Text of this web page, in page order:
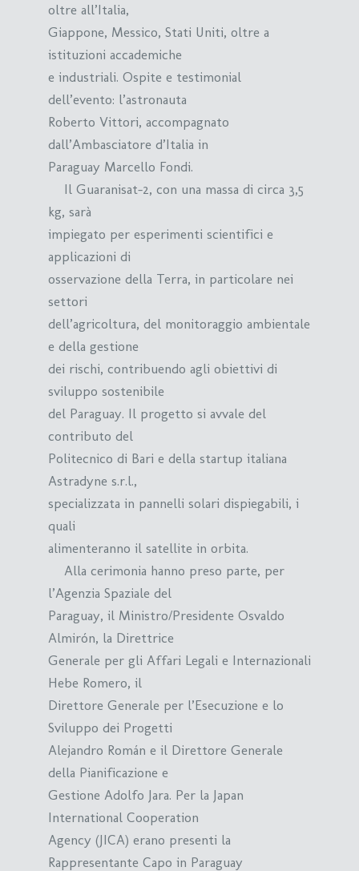
oltre all’Italia,
Giappone, Messico, Stati Uniti, oltre a
istituzioni accademiche
e industriali. Ospite e testimonial
dell’evento: l’astronauta
Roberto Vittori, accompagnato
dall’Ambasciatore d’Italia in
Paraguay Marcello Fondi.
Il Guaranisat-2, con una massa di circa 3,5
kg, sarà
impiegato per esperimenti scientifici e
applicazioni di
osservazione della Terra, in particolare nei
settori
dell’agricoltura, del monitoraggio ambientale
e della gestione
dei rischi, contribuendo agli obiettivi di
sviluppo sostenibile
del Paraguay. Il progetto si avvale del
contributo del
Politecnico di Bari e della startup italiana
Astradyne s.r.l.,
specializzata in pannelli solari dispiegabili, i
quali
alimenteranno il satellite in orbita.
Alla cerimonia hanno preso parte, per
l’Agenzia Spaziale del
Paraguay, il Ministro/Presidente Osvaldo
Almirón, la Direttrice
Generale per gli Affari Legali e Internazionali
Hebe Romero, il
Direttore Generale per l’Esecuzione e lo
Sviluppo dei Progetti
Alejandro Román e il Direttore Generale
della Pianificazione e
Gestione Adolfo Jara. Per la Japan
International Cooperation
Agency (JICA) erano presenti la
Rappresentante Capo in Paraguay